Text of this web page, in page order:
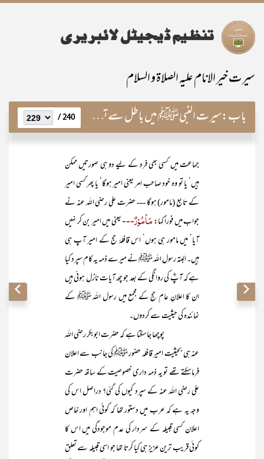
سیرت خیر الانام علیہ الصلاۃ و السلام
باب:سیرت النبیﷺ میں باطل سے تصادم کے تکمیلی مراحل 240 /
جماعت میں کسی بھی فرد کے لیے دو ہی صورتیں ممکن
ہیں‘ یا تو وہ خود صاحب امر یعنی امیر ہوگا‘ یا پھر کسی امیر
کے تابع (مامور) ہوگا --- حضرت علی رضی اللہ عنہ نے
جواب میں فوراً کہا:مَاْمُوْرٌ---یعنی میں امیر بن کر نہیں
آیا‘ میں مامور ہی ہوں‘ اس قافلۂ حج کے امیر آپ ہی
ہیں۔ البتہ رسول اللہ ﷺ نے میرے ذمہ یہ کام سپرد کیا
ہے کہ آپؓ کی روانگی کے بعد جو چھ آیات نازل ہوئی ہیں
ان کا اعلانِ عام حج کے مجمع میں رسول اللہ ﷺ کے
نمائندہ کی حیثیت سے کردوں۔
پوچھا جاسکتا ہے کہ حضرت ابوبکر رضی اللہ
عنہ ہی بحیثیت ِ امیر قافلہ حضور ﷺ کی جانب سے اعلان
فرماسکتے تھے تو یہ ذمہ داری خصوصیت کے ساتھ حضرت
علی رضی اللہ عنہ کے سپرد کیوں کی گئی؟ دراصل اس کی
وجہ یہ ہے کہ عرب میں دستور تھا کہ کوئی اہم اور خاص
اعلان کسی قبیلہ کے سردار کی عدم موجودگی میں اس کا
کوئی قریب ترین عزیز ہی کیا کرتا تھا جو اسی قبیلہ سے تعلق